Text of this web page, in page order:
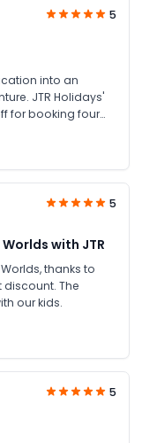
5
into an
JTR Holidays'
for booking four
5
with JTR
thanks to
discount. The
our kids.
5